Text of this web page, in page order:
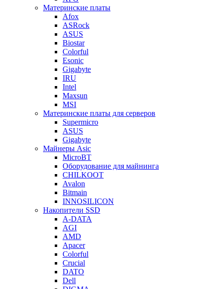
Материнские платы
Afox
ASRock
ASUS
Biostar
Colorful
Esonic
Gigabyte
IRU
Intel
Maxsun
MSI
Материнские платы для серверов
Supermicro
ASUS
Gigabyte
Майнеры Asic
MicroBT
Оборудование для майнинга
CHILKOOT
Avalon
Bitmain
INNOSILICON
Накопители SSD
A-DATA
AGI
AMD
Apacer
Colorful
Crucial
DATO
Dell